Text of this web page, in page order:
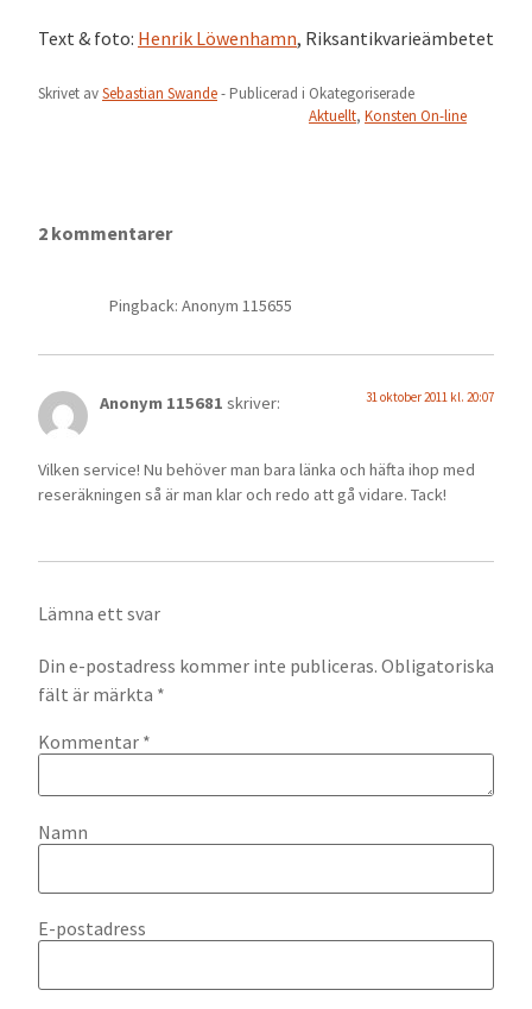
Text & foto: Henrik Löwenhamn, Riksantikvarieämbetet
Skrivet avSebastian Swande- Publicerad i Okategoriserade
Aktuellt, Konsten On-line
2 kommentarer
Pingback: Anonym 115655
Anonym 115681 skriver: 31 oktober 2011 kl. 20:07
Vilken service! Nu behöver man bara länka och häfta ihop med
reseräkningen så är man klar och redo att gå vidare. Tack!
Lämna ett svar
Din e-postadress kommer inte publiceras. Obligatoriska
fält är märkta *
Kommentar *
Namn
E-postadress